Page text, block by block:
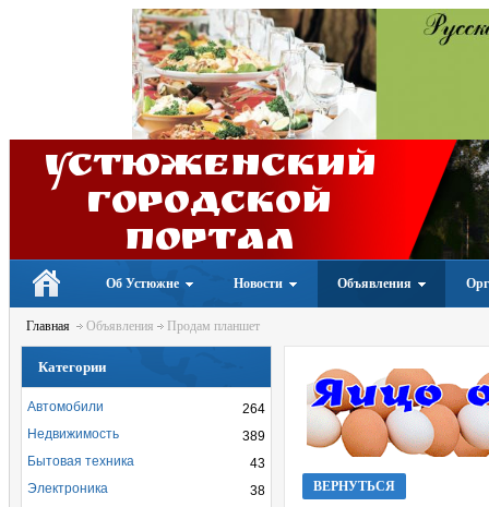
Устюженский
Городской
портал
Об Устюжне Новости Объявления
Главная Объявления Продам планшет
ВЕРНУТЬСЯ
Категории
264
Автомобили
389
Недвижимость
43
Бытовая техника
38
Электроника